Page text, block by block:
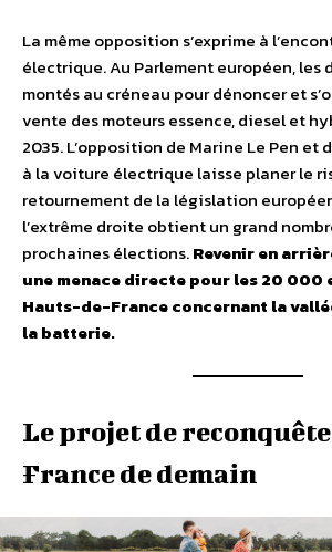
La même opposition s’exprime à
électrique. Au Parlement européen, les
montés au créneau pour dénoncer et
vente des moteurs essence, diesel et
2035. L’opposition de Marine Le Pen et
à la voiture électrique laisse planer le
retournement de la législation
l’extrême droite obtient un grand
prochaines élections.Revenir en
une menace directe pour les 20 000
Hauts-de-France concernant la
la batterie.
Le projet de
France de demain